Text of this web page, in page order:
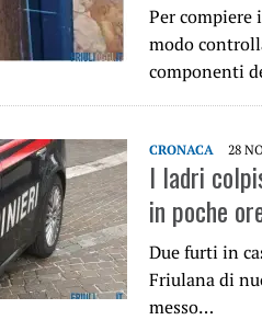
Per
modo
componenti
CRONACA 28
I ladri
in poche
Due furti in
Friulana di
messo…